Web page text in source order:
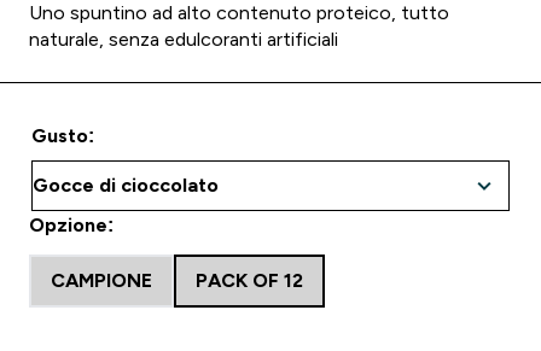
Uno spuntino ad alto contenuto proteico, tutto
naturale, senza edulcoranti artificiali
Gusto:
Opzione:
CAMPIONE PACK OF 12